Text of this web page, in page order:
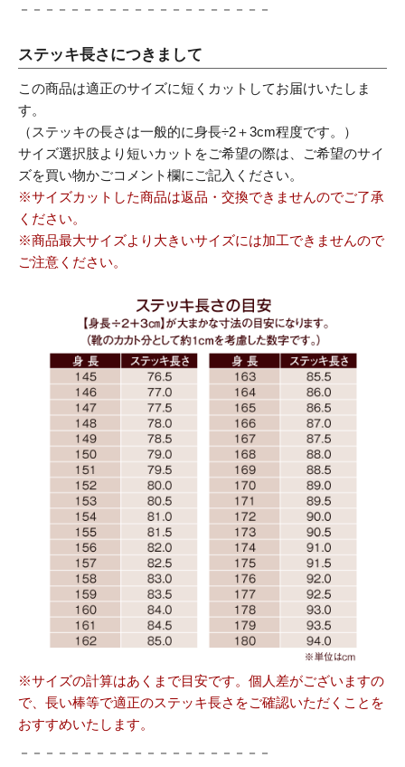
－－－－－－－－－－－－－－－－－－－－
ステッキ長さにつきまして
この商品は適正のサイズに短くカットしてお届けいたしま
す。
（ステッキの長さは一般的に身長÷2＋3cm程度です。）
サイズ選択肢より短いカットをご希望の際は、ご希望のサイ
ズを買い物かごコメント欄にご記入ください。
※サイズカットした商品は返品・交換できませんのでご了承
ください。
※商品最大サイズより大きいサイズには加工できませんので
ご注意ください。
※サイズの計算はあくまで目安です。個人差がございますの
で、長い棒等で適正のステッキ長さをご確認いただくことを
おすすめいたします。
－－－－－－－－－－－－－－－－－－－－